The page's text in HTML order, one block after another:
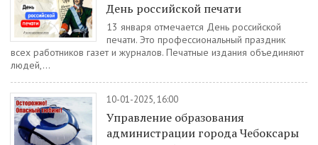
День российской печати
13 января отмечается День российской
печати. Это профессиональный праздник
всех работников газет и журналов. Печатные издания объединяют
людей,...
10-01-2025, 16:00
Управление образования
администрации города Чебоксары